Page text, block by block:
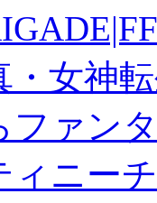
・女神
ファン
ィニー